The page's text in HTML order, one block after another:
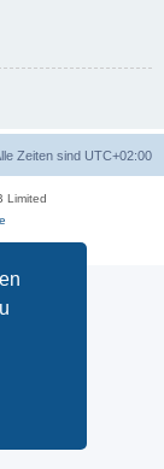
Zeiten sind UTC+02:00
Limited